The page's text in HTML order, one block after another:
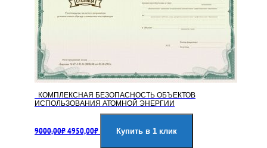
КОМПЛЕКСНАЯ БЕЗОПАСНОСТЬ ОБЪЕКТОВ
ИСПОЛЬЗОВАНИЯ АТОМНОЙ ЭНЕРГИИ
9000,00₽цена
4950,00₽цена:
Купить в 1 клик